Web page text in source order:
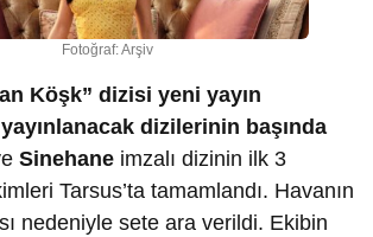
Fotoğraf: Arşiv
Köşk” dizisi yeni yayın
dizilerinin başında
Sinehane imzalı dizinin ilk 3
Tarsus’ta tamamlandı. Havanın
nedeniyle sete ara verildi. Ekibin